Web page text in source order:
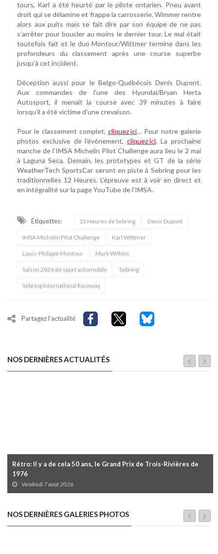
tours, Karl a été heurté par le pilote ontarien. Pneu avant
droit qui se délamine et frappe la carrosserie, Wimmer rentre
alors aux puits mais se fait dire par son équipe de ne pas
s’arrêter pour boucler au moins le dernier tour. Le mal était
toutefois fait et le duo Montour/Wittmer termine dans les
profondeurs du classement après une course superbe
jusqu’à cet incident.
Déception aussi pour le Belgo-Québécois Denis Dupont.
Aux commandes de l’une des Hyundai/Bryan Herta
Autosport, il menait la course avec 39 minutes à faire
lorsqu’il a été victime d’une crevaison.
Pour le classement complet, cliquez ici… Pour notre galerie
photos exclusive de l'événement,cliquez ici. La prochaine
manche de l’IMSA Michelin Pilot Challenge aura lieu le 2 mai
à Laguna Seca. Demain, les prototypes et GT de la série
WeatherTech SportsCar seront en piste à Sebring pour les
traditionnelles 12 Heures. L’épreuve est à voir en direct et
en intégralité sur la page YouTube de l’IMSA.
Étiquettes: 12 Heures de Sebring Denis Dupont
IMSA Michelin Pilot Challenge Karl Wittmer
Louis-Philippe Montour Mark Wilkins
Saison 2026 de sport automobile Sebring
Sebring International Raceway
Partagez l'actualité
NOS DERNIÈRES ACTUALITÉS
Rétro: Il y a de cela 50 ans, le Grand Prix de Trois-Rivières de
1976
Vendredi 7 août 2026
NOS DERNIÈRES GALERIES PHOTOS